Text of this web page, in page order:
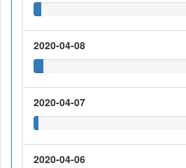
2020-04-08
2020-04-07
2020-04-06